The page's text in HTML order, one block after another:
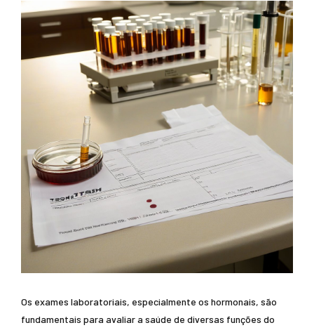
Os exames laboratoriais, especialmente os hormonais, são
fundamentais para avaliar a saúde de diversas funções do